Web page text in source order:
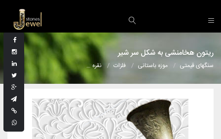
ریتون هخامنشی به شکل سر شیر
سنگهای قیمتی موزه باستانی فلزات نقره ریتون هخامنشی به شکل سر شیر